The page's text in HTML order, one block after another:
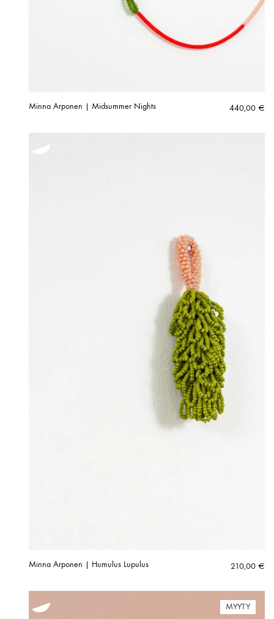
Minna Arponen | Midsummer Nights 440,00 €
Minna Arponen | Humulus Lupulus 210,00 €
MYYTY